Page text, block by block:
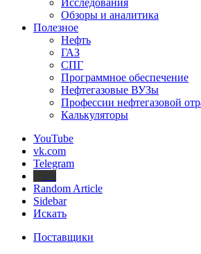
Исследования
Обзоры и аналитика
Полезное
Нефть
ГАЗ
СПГ
Программное обеспечение
Нефтегазовые ВУЗы
Профессии нефтегазовой
Калькуляторы
YouTube
vk.com
Telegram
Random Article
Sidebar
Искать
Поставщики